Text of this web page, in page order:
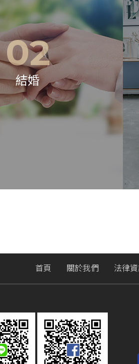
03
婚姻開銷
首頁 關於我們 法律